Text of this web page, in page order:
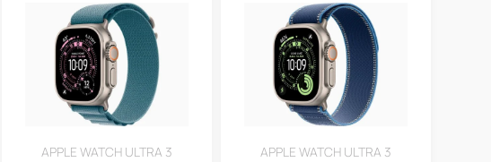
APPLE WATCH ULTRA 3 APPLE WATCH ULTRA 3